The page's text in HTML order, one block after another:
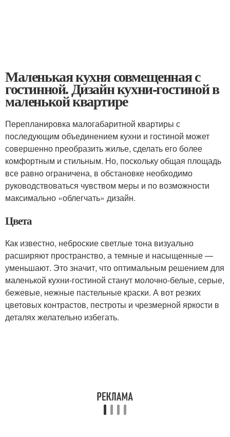
Маленькая кухня совмещенная с
гостинной. Дизайн кухни-гостиной в
маленькой квартире
Перепланировка малогабаритной квартиры с
последующим объединением кухни и гостиной может
совершенно преобразить жилье, сделать его более
комфортным и стильным. Но, поскольку общая площадь
все равно ограничена, в обстановке необходимо
руководствоваться чувством меры и по возможности
максимально «облегчать» дизайн.
Цвета
Как известно, неброские светлые тона визуально
расширяют пространство, а темные и насыщенные —
уменьшают. Это значит, что оптимальным решением для
маленькой кухни-гостиной станут молочно-белые, серые,
бежевые, нежные пастельные краски. А вот резких
цветовых контрастов, пестроты и чрезмерной яркости в
деталях желательно избегать.